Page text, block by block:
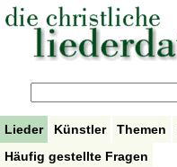
Lieder Künstler Themen
Häufig gestellte Fragen